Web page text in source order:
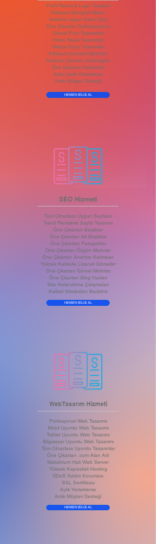
Profil Resmi & Logo Tasarımı
Etkileyici Biyografi Metini
Sektöre Uygun Kalın Satır
Öne Çıkanlar Optimizasyonu
Görsel Post Tasarımları
Video Reels Tasarımları
Hikaye Story Tasarımları
Etkileyici Gönderi Metinleri
Keşfete Çıkartan Hashtaglar
Öne Çıkartan Reklamlar
Aylık İçerik Yedekleme
Anlık Müşteri Desteği
HEMEN BİLGİ AL
SEO Hizmeti
Tüm Cihazlara Uygun Sayfalar
Trend Renklerle Sayfa Tasarımı
Öne Çıkartan Başlıklar
Öne Çıkartan Alt Başlıklar
Öne Çıkartan Paragraflar
Öne Çıkartan Özgün Metinler
Öne Çıkartan Anahtar Kelimeler
Yüksek Kalitede Lisanslı Görseller
Öne Çıkartan Görsel Metinler
Öne Çıkartan Blog Yazıları
Site Hızlandırma Çalışmaları
Kaliteli Sitelerden Backlink
HEMEN BİLGİ AL
Web Tasarım Hizmeti
Profesyonel Web Tasarımı
Mobil Uyumlu Web Tasarımı
Tablet Uyumlu Web Tasarımı
Bilgisayar Uyumlu Web Tasarımı
Tüm Cihazlara Uyumlu Tasarımlar
Öne Çıkartan .com Alan Adı
Maksimum Hızlı Web Server
Yüksek Kapasiteli Hosting
DDoS Saldırı Koruması
SSL Sertifikası
Aylık Yedekleme
Anlık Müşteri Desteği
HEMEN BİLGİ AL